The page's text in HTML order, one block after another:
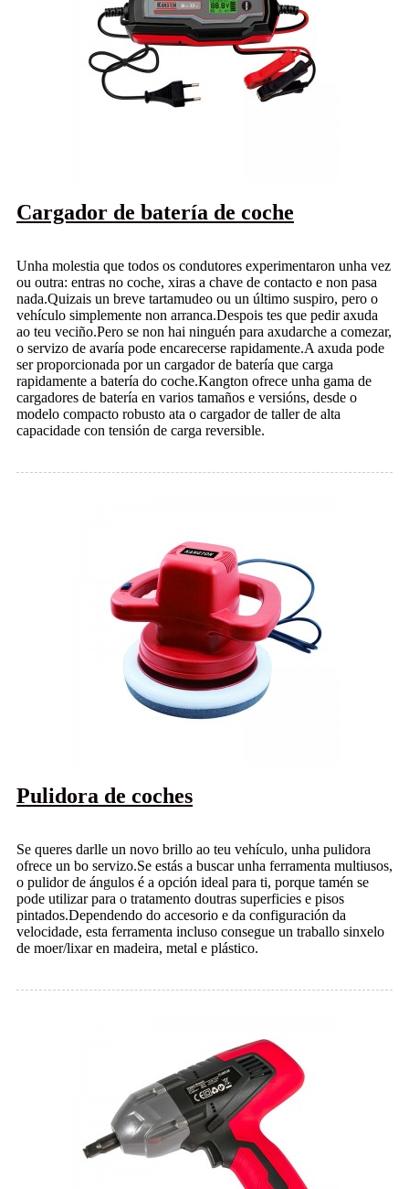
Cargador de batería de coche
Unha molestia que todos os condutores experimentaron unha vez
ou outra: entras no coche, xiras a chave de contacto e non pasa
nada.Quizais un breve tartamudeo ou un último suspiro, pero o
vehículo simplemente non arranca.Despois tes que pedir axuda
ao teu veciño.Pero se non hai ninguén para axudarche a comezar,
o servizo de avaría pode encarecerse rapidamente.A axuda pode
ser proporcionada por un cargador de batería que carga
rapidamente a batería do coche.Kangton ofrece unha gama de
cargadores de batería en varios tamaños e versións, desde o
modelo compacto robusto ata o cargador de taller de alta
capacidade con tensión de carga reversible.
Pulidora de coches
Se queres darlle un novo brillo ao teu vehículo, unha pulidora
ofrece un bo servizo.Se estás a buscar unha ferramenta multiusos,
o pulidor de ángulos é a opción ideal para ti, porque tamén se
pode utilizar para o tratamento doutras superficies e pisos
pintados.Dependendo do accesorio e da configuración da
velocidade, esta ferramenta incluso consegue un traballo sinxelo
de moer/lixar en madeira, metal e plástico.